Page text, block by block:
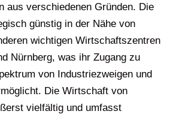
aus verschiedenen Gründen. Die
günstig in der Nähe von
wichtigen Wirtschaftszentren
Nürnberg, was ihr Zugang zu
von Industriezweigen und
Die Wirtschaft von
vielfältig und umfasst